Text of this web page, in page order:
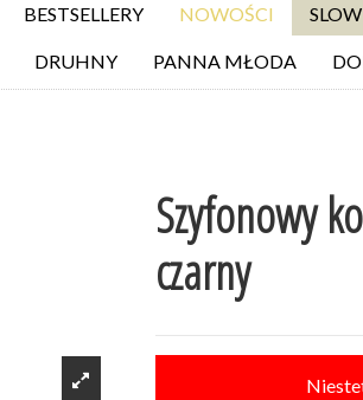
BESTSELLERY NOWOŚCI
DRUHNY PANNA MŁODA
Szyfonowy
czarny